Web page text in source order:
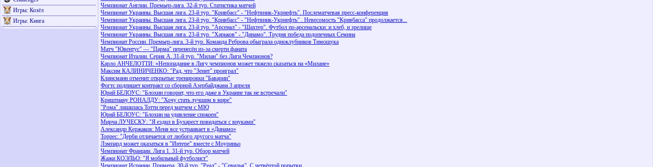
Игры: Козёл
Игры: Кинга
Чемпионат Англии. Премьер-лига. 32-й тур. Статистика матчей
Чемпионат Украины. Высшая лига. 23-й тур. "Кривбасс" - "Нефтяник-Укрнефть". Послематчевая пресс-конференция
Чемпионат Украины. Высшая лига. 23-й тур. "Кривбасс" - "Нефтяник-Укрнефть" . Невесомость "Кривбасса" продолжается...
Чемпионат Украины. Высшая лига. 23-й тур. "Арсенал" - "Шахтер". Футбол по-арсенальски: и хлеб, и зрелище
Чемпионат Украины. Высшая лига. 23-й тур. "Харьков" - "Динамо". Трудня победа подопечных Семина
Чемпионат России. Премьер-лига. 3-й тур. Команда Реброва обыграла одноклубников Тимощука
Матч "Ювентус" — "Парма" перенесён из-за смерти фаната
Чемпионат Италии. Серия А. 31-й тур. "Милан" без Лиги Чемпионов?
Карло АНЧЕЛОТТИ: «Непопадание в Лигу чемпионов может тяжело сказаться на «Милане»
Максим КАЛИНИЧЕНКО: "Рад, что "Зенит" проиграл"
Клинсманн отменит открытые тренировки "Баварии"
Фогтс подпишет контракт со сборной Азербайджана 3 апреля
Юрий БЕЛОУС: "Блохин говорит, что его даже в Украине так не встречали"
Криштиану РОНАЛДУ: "Хочу стать лучшим в мире"
"Рома" лишилась Тотти перед матчем с МЮ
Юрий БЕЛОУС: "Блохин на удивление спокоен"
Мирча ЛУЧЕСКУ: "Я ездил в Бухарест повидаться с внуками"
Александр Кержаков: Меня все устраивает в «Динамо»
Торрес: "Дерби отличается от любого другого матча"
Лэмпард может оказаться в "Интере" вместе с Моуриньо
Чемпионат Франции. Лига 1. 31-й тур. Обзор матчей
Жажи КОЭЛЬО: "Я мобильный футболист"
Чемпионат Испании. Примера. 30-й тур. "Реал" - "Севилья". С четвёртой попытки